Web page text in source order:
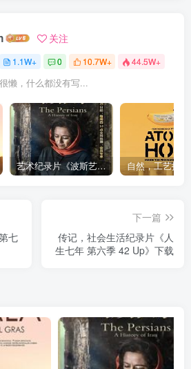
关注
1.1W+ 0 10.7W+ 44.5W+
懒，什么都没有写...
艺术纪录片《波斯艺术 Art of Persia》下载
七
下一篇
传记，社会生活纪录片《人
生七年 第六季 42 Up》下载